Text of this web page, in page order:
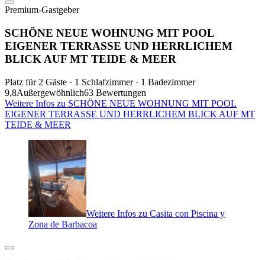
Premium-Gastgeber
SCHÖNE NEUE WOHNUNG MIT POOL
EIGENER TERRASSE UND HERRLICHEM
BLICK AUF MT TEIDE & MEER
Platz für 2 Gäste · 1 Schlafzimmer · 1 Badezimmer
9,8Außergewöhnlich63 Bewertungen
Weitere Infos zu SCHÖNE NEUE WOHNUNG MIT POOL
EIGENER TERRASSE UND HERRLICHEM BLICK AUF MT
TEIDE & MEER
Weitere Infos zu Casita con Piscina y
Zona de Barbacoa